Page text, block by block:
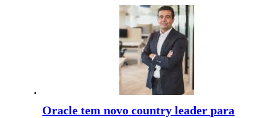
Oracle tem novo country leader para